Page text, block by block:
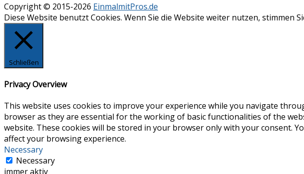
Copyright © 2015-2026 EinmalmitPros.de
Diese Website benutzt Cookies. Wenn Sie die Website weiter nutzen, stimmen
Schließen
Privacy Overview
This website uses cookies to improve your experience while you navigate
browser as they are essential for the working of basic functionalities of the
website. These cookies will be stored in your browser only with your consent.
affect your browsing experience.
Necessary
Necessary
immer aktiv